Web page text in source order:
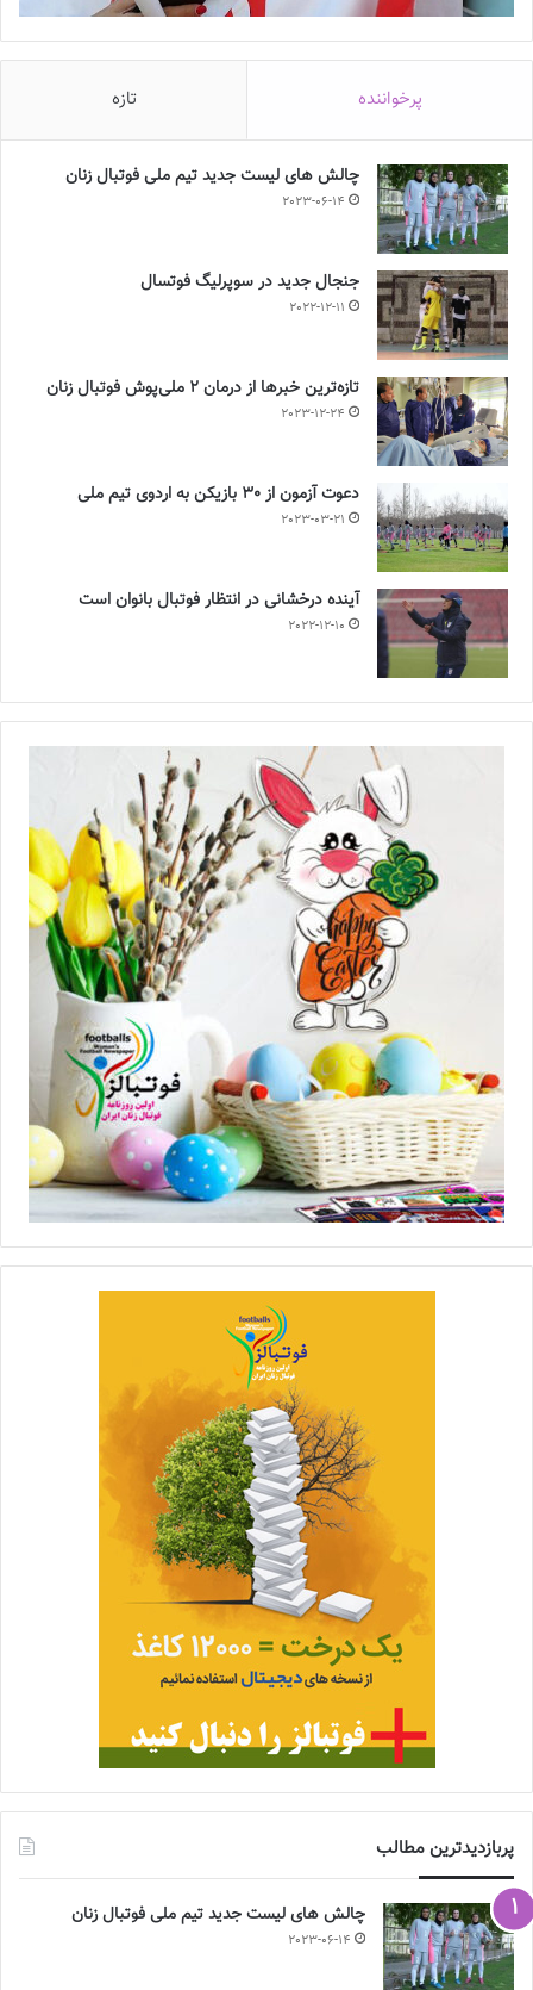
پرخواننده تازه
چالش هاى ليست جدید تيم ملى فوتبال زنان
2023-06-14
جنجال جدید در سوپرلیگ فوتسال
2022-12-11
تازه‌ترین خبرها از درمان ۲ ملی‌پوش فوتبال زنان
2023-12-24
دعوت آزمون از 30 بازیکن به اردوی تیم ملی
2023-03-21
آینده درخشانی در انتظار فوتبال بانوان است
2022-12-10
پربازدیدترین مطالب
چالش هاى ليست جدید تيم ملى فوتبال زنان
2023-06-14